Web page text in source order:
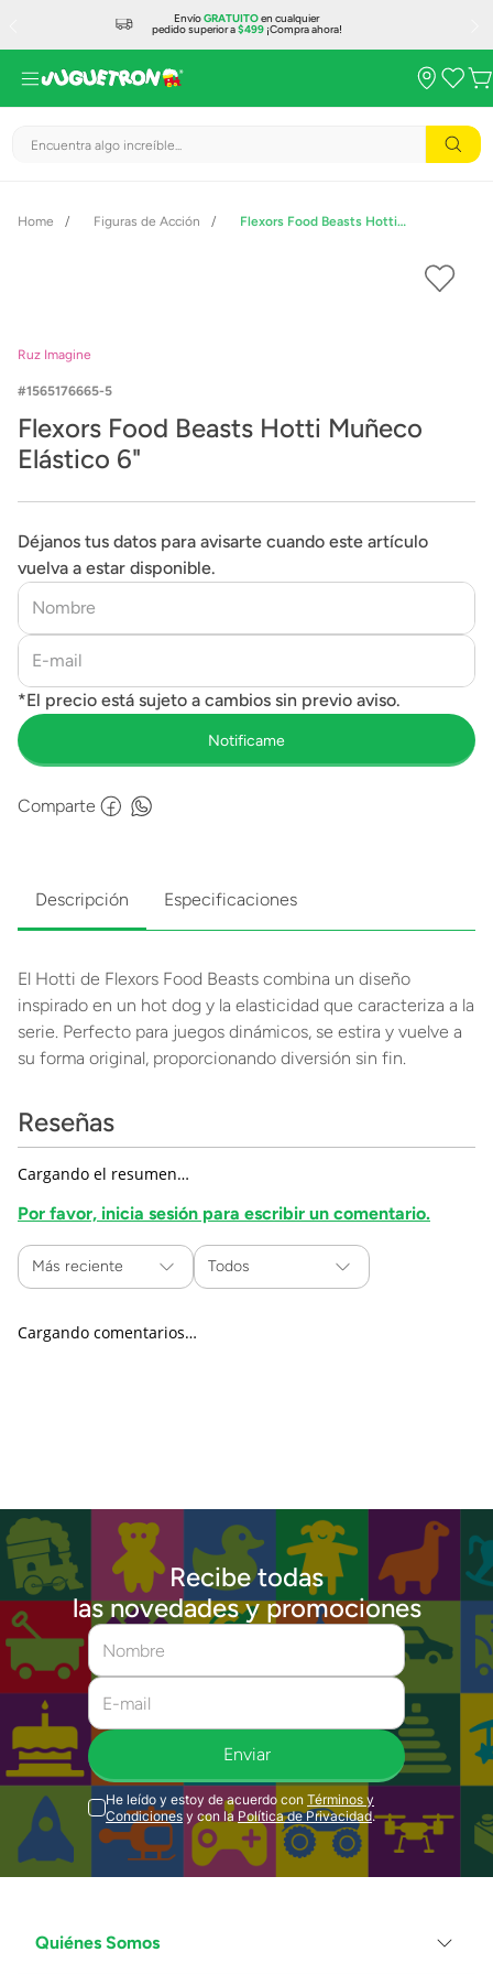
EnvíoGRATUITOen cualquier
pedido superior a$499¡Compra ahora!
Encuentra algo increíble...
Figuras de Acción Flexors Food Beasts Hotti Muñeco Elástico 6"
Ruz Imagine
1565176665-5
Flexors Food Beasts Hotti Muñeco
Elástico 6"
Déjanos tus datos para avisarte cuando este artículo
vuelva a estar disponible.
Comparte
Descripción Especificaciones
El Hotti de Flexors Food Beasts combina un diseño
inspirado en un hot dog y la elasticidad que caracteriza a la
serie. Perfecto para juegos dinámicos, se estira y vuelve a
su forma original, proporcionando diversión sin fin.
Reseñas
Cargando el resumen…
Por favor, inicia sesión para escribir un comentario.
Más reciente Todos
Cargando comentarios…
Recibe todas
las novedades y promociones
Enviar
He leído y estoy de acuerdo con Términos y
Condiciones y con la Política de Privacidad.
Quiénes Somos